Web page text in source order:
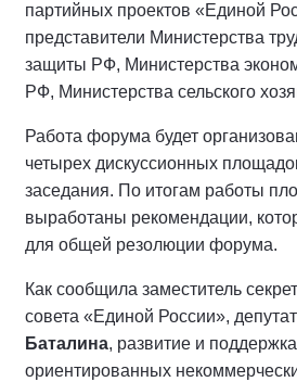
партийных проектов «Единой
представители Министерства
защиты РФ, Министерства
РФ, Министерства сельского
Работа форума будет
четырех дискуссионных
заседания. По итогам работы
выработаны рекомендации,
для общей резолюции форума.
Как сообщила заместитель
совета «Единой России»,
Баталина, развитие и
ориентированных